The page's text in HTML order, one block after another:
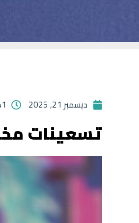
ديسمبر 21, 2025
تسعينات